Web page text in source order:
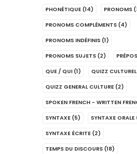
PHONÉTIQUE (14) PRONOMS
PRONOMS COMPLÉMENTS (4)
PRONOMS INDÉFINIS (1)
PRONOMS SUJETS (2)
QUE / QUI (1) QUIZZ CULTUREL
QUIZZ GENERAL CULTURE (2)
SPOKEN FRENCH - WRITTEN
SYNTAXE (5) SYNTAXE ORALE
SYNTAXE ÉCRITE (2)
TEMPS DU DISCOURS (18)